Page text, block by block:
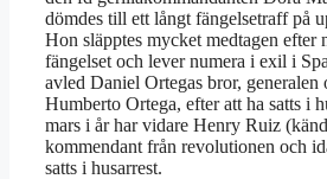
dömdes till ett långt fängelsetraff på
Hon släpptes mycket medtagen efter
fängelset och lever numera i exil i
avled Daniel Ortegas bror, generalen
Humberto Ortega, efter att ha satts i
mars i år har vidare Henry Ruiz
kommendant från revolutionen och
satts i husarrest.